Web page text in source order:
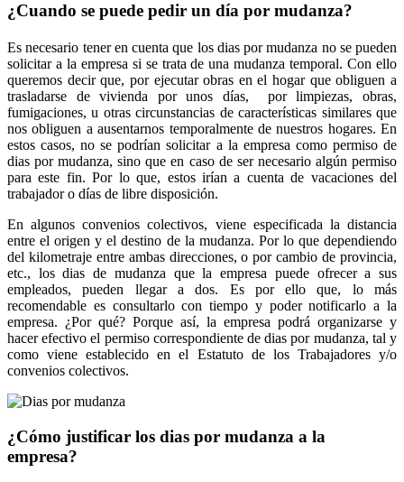
¿Cuando se puede pedir un día por mudanza?
Es necesario tener en cuenta que los dias por mudanza no se pueden
solicitar a la empresa si se trata de una mudanza temporal. Con ello
queremos decir que, por ejecutar obras en el hogar que obliguen a
trasladarse de vivienda por unos días, por limpiezas, obras,
fumigaciones, u otras circunstancias de características similares que
nos obliguen a ausentarnos temporalmente de nuestros hogares. En
estos casos, no se podrían solicitar a la empresa como permiso de
dias por mudanza, sino que en caso de ser necesario algún permiso
para este fin. Por lo que, estos irían a cuenta de vacaciones del
trabajador o días de libre disposición.
En algunos convenios colectivos, viene especificada la distancia
entre el origen y el destino de la mudanza. Por lo que dependiendo
del kilometraje entre ambas direcciones, o por cambio de provincia,
etc., los dias de mudanza que la empresa puede ofrecer a sus
empleados, pueden llegar a dos. Es por ello que, lo más
recomendable es consultarlo con tiempo y poder notificarlo a la
empresa. ¿Por qué? Porque así, la empresa podrá organizarse y
hacer efectivo el permiso correspondiente de dias por mudanza, tal y
como viene establecido en el Estatuto de los Trabajadores y/o
convenios colectivos.
¿Cómo justificar los dias por mudanza a la
empresa?